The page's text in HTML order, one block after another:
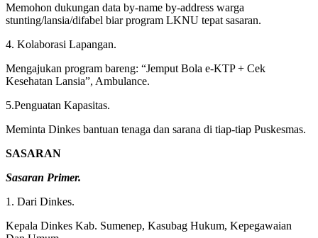
Memohon dukungan data by-name by-address warga
stunting/lansia/difabel biar program LKNU tepat sasaran.
4. Kolaborasi Lapangan.
Mengajukan program bareng: “Jemput Bola e-KTP + Cek
Kesehatan Lansia”, Ambulance.
5.Penguatan Kapasitas.
Meminta Dinkes bantuan tenaga dan sarana di tiap-tiap Puskesmas.
SASARAN
Sasaran Primer.
1. Dari Dinkes.
Kepala Dinkes Kab. Sumenep, Kasubag Hukum, Kepegawaian